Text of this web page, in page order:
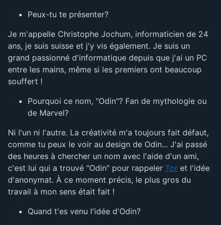
Peux-tu te présenter?
Je m'appelle Christophe Jochum, informaticien de 24
ans, je suis suisse et j'y vis également. Je suis un
grand passionné d'informatique depuis que j'ai un PC
entre les mains, même si les premiers ont beaucoup
souffert !
Pourquoi ce nom, "Odin"? Fan de mythologie ou
de Marvel?
Ni l'un ni l'autre. La créativité m'a toujours fait défaut,
comme tu peux le voir au design de Odin... J'ai passé
des heures à chercher un nom avec l'aide d'un ami,
c'est lui qui a trouvé "Odin" pour rappeler Tor et l'idée
d'anonymat. À ce moment précis, le plus gros du
travail à mon sens était fait !
Quand t'es venu l'idée d'Odin?